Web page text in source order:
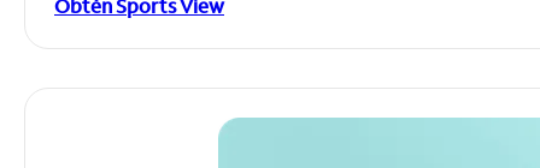
Obtén Sports View